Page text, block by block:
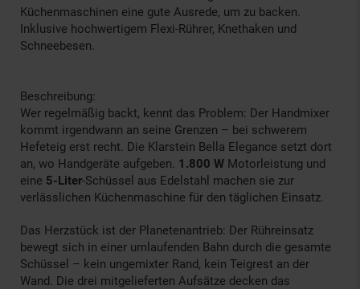
Küchenmaschinen eine gute Ausrede, um zu backen.
Inklusive hochwertigem Flexi-Rührer, Knethaken und
Schneebesen.
Beschreibung:
Wer regelmäßig backt, kennt das Problem: Der Handmixer
kommt irgendwann an seine Grenzen – bei schwerem
Hefeteig erst recht. Die Klarstein Bella Elegance setzt dort
an, wo Handgeräte aufgeben. 1.800 W Motorleistung und
eine 5-Liter-Schüssel aus Edelstahl machen sie zur
verlässlichen Küchenmaschine für den täglichen Einsatz.
Das Herzstück ist der Planetenantrieb: Der Rühreinsatz
bewegt sich in einer umlaufenden Bahn durch die gesamte
Schüssel – kein ungemixter Rand, kein Teigrest an der
Wand. Die drei mitgelieferten Aufsätze decken das